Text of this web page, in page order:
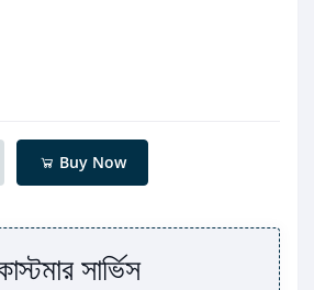
Buy Now
সার্ভিস